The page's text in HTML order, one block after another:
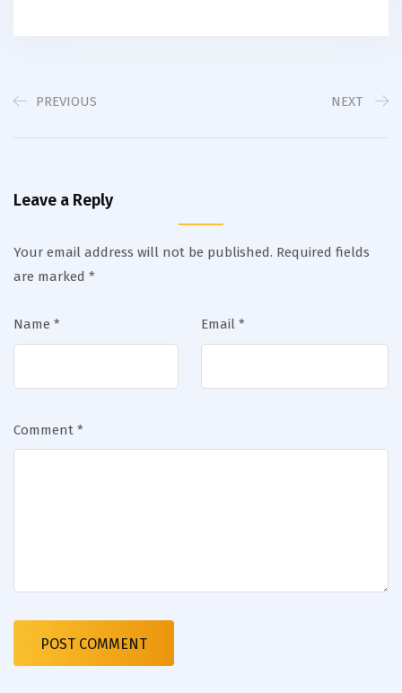
PREVIOUS NEXT
Leave a Reply
Your email address will not be published. Required fields
are marked *
Name * Email *
Comment *